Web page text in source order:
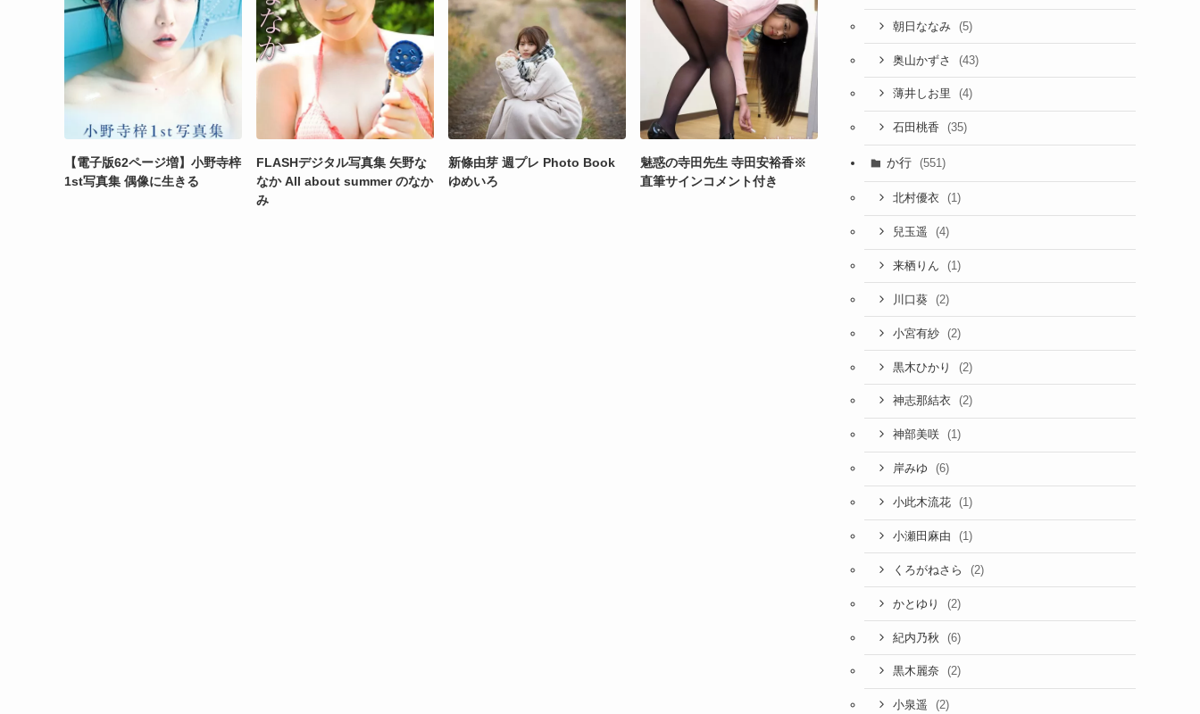
【電子版62ページ増】小野寺梓
1st写真集 偶像に生きる
FLASHデジタル写真集 矢野な
なか All about summer のなか
み
新條由芽 週プレ Photo Book
ゆめいろ
魅惑の寺田先生 寺田安裕香※
直筆サインコメント付き
朝日ななみ (5)
奥山かずさ (43)
薄井しお里 (4)
石田桃香 (35)
か行 (551)
北村優衣 (1)
兒玉遥 (4)
来栖りん (1)
川口葵 (2)
小宮有紗 (2)
黒木ひかり (2)
神志那結衣 (2)
神部美咲 (1)
岸みゆ (6)
小此木流花 (1)
小瀬田麻由 (1)
くろがねさら (2)
かとゆり (2)
紀内乃秋 (6)
黒木麗奈 (2)
小泉遥 (2)